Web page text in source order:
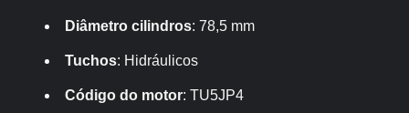
Diâmetro cilindros: 78,5 mm
Tuchos: Hidráulicos
Código do motor: TU5JP4